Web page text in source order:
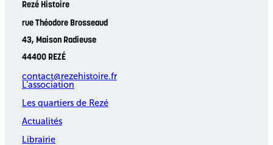
Rezé Histoire
rue Théodore Brosseaud
43, Maison Radieuse
44400 REZÉ
contact@rezehistoire.fr
L’association
Les quartiers de Rezé
Actualités
Librairie